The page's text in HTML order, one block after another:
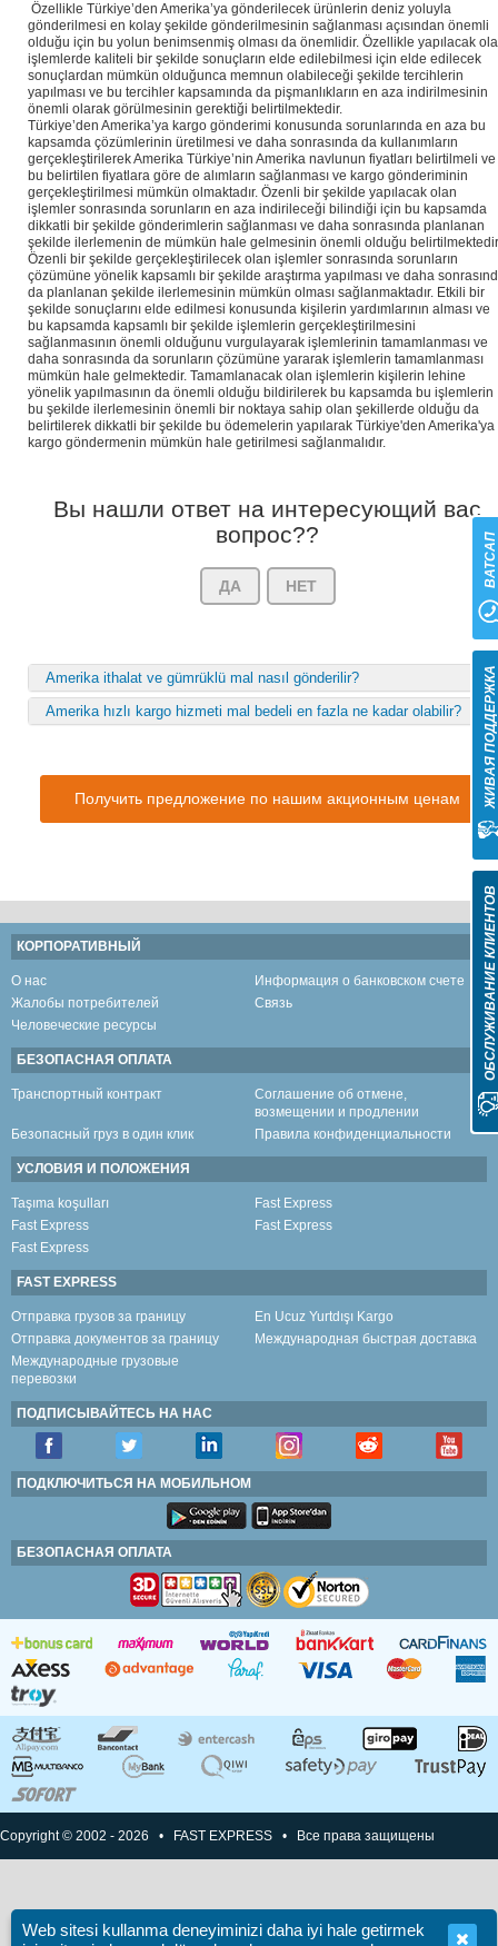
Özellikle Türkiye’den Amerika’ya gönderilecek ürünlerin deniz yoluyla
gönderilmesi en kolay şekilde gönderilmesinin sağlanması açısından önemli
olduğu için bu yolun benimsenmiş olması da önemlidir. Özellikle yapılacak
işlemlerde kaliteli bir şekilde sonuçların elde edilebilmesi için elde edilecek
sonuçlardan mümkün olduğunca memnun olabileceği şekilde tercihlerin
yapılması ve bu tercihler kapsamında da pişmanlıkların en aza indirilmesinin
önemli olarak görülmesinin gerektiği belirtilmektedir.
Türkiye’den Amerika’ya kargo gönderimi konusunda sorunlarında en aza bu
kapsamda çözümlerinin üretilmesi ve daha sonrasında da kullanımların
gerçekleştirilerek Amerika Türkiye’nin Amerika navlunun fiyatları belirtilmeli ve
bu belirtilen fiyatlara göre de alımların sağlanması ve kargo gönderiminin
gerçekleştirilmesi mümkün olmaktadır. Özenli bir şekilde yapılacak olan
işlemler sonrasında sorunların en aza indirileceği bilindiği için bu kapsamda
dikkatli bir şekilde gönderimlerin sağlanması ve daha sonrasında planlanan
şekilde ilerlemenin de mümkün hale gelmesinin önemli olduğu
Özenli bir şekilde gerçekleştirilecek olan işlemler sonrasında sorunların
çözümüne yönelik kapsamlı bir şekilde araştırma yapılması ve daha
da planlanan şekilde ilerlemesinin mümkün olması sağlanmaktadır. Etkili bir
şekilde sonuçlarını elde edilmesi konusunda kişilerin yardımlarının alması ve
bu kapsamda kapsamlı bir şekilde işlemlerin gerçekleştirilmesini
sağlanmasının önemli olduğunu vurgulayarak işlemlerinin tamamlanması ve
daha sonrasında da sorunların çözümüne yararak işlemlerin tamamlanması
mümkün hale gelmektedir. Tamamlanacak olan işlemlerin kişilerin lehine
yönelik yapılmasının da önemli olduğu bildirilerek bu kapsamda bu işlemlerin
bu şekilde ilerlemesinin önemli bir noktaya sahip olan şekillerde olduğu da
belirtilerek dikkatli bir şekilde bu ödemelerin yapılarak Türkiye'den Amerika'ya
kargo göndermenin mümkün hale getirilmesi sağlanmalıdır.
Вы нашли ответ на интересующий вас
вопрос??
ДА НЕТ
Amerika ithalat ve gümrüklü mal nasıl gönderilir?
Amerika hızlı kargo hizmeti mal bedeli en fazla ne kadar olabilir?
Получить предложение по нашим акционным ценам
КОРПОРАТИВНЫЙ
О нас
Информация о банковском счете
Жалобы потребителей
Связь
Человеческие ресурсы
БЕЗОПАСНАЯ ОПЛАТА
Транспортный контракт
Соглашение об отмене,
возмещении и продлении
Безопасный груз в один клик
Правила конфиденциальности
УСЛОВИЯ И ПОЛОЖЕНИЯ
Taşıma koşulları
Fast Express
Fast Express
Fast Express
Fast Express
FAST EXPRESS
Отправка грузов за границу
En Ucuz Yurtdışı Kargo
Отправка документов за границу
Международная быстрая доставка
Международные грузовые
перевозки
ПОДПИСЫВАЙТЕСЬ НА НАС
ПОДКЛЮЧИТЬСЯ НА МОБИЛЬНОМ
БЕЗОПАСНАЯ ОПЛАТА
Copyright © 2002 - 2026 • FAST EXPRESS • Все права защищены
ОБСЛУЖИВАНИЕ КЛИЕНТОВ
ЖИВАЯ ПОДДЕРЖКА
ВАТСАП
Web sitesi kullanma deneyiminizi daha iyi hale getirmek